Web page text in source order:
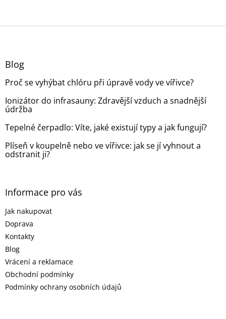
Z
Blog
Proč se vyhýbat chlóru při úpravě vody ve vířivce?
Ionizátor do infrasauny: Zdravější vzduch a snadnější
údržba
Tepelné čerpadlo: Víte, jaké existují typy a jak fungují?
Plíseň v koupelně nebo ve vířivce: jak se jí vyhnout a
odstranit ji?
Informace pro vás
Jak nakupovat
Doprava
Kontakty
Blog
Vrácení a reklamace
Obchodní podmínky
Podmínky ochrany osobních údajů